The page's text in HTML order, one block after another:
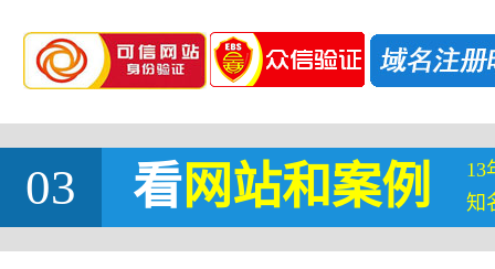
03 看网站和案例
13
知